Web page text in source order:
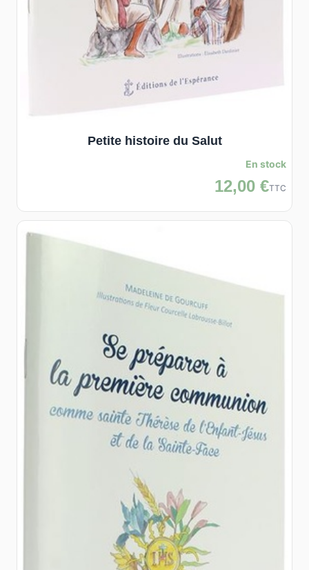
Petite histoire du Salut
En stock
12,00 €TTC